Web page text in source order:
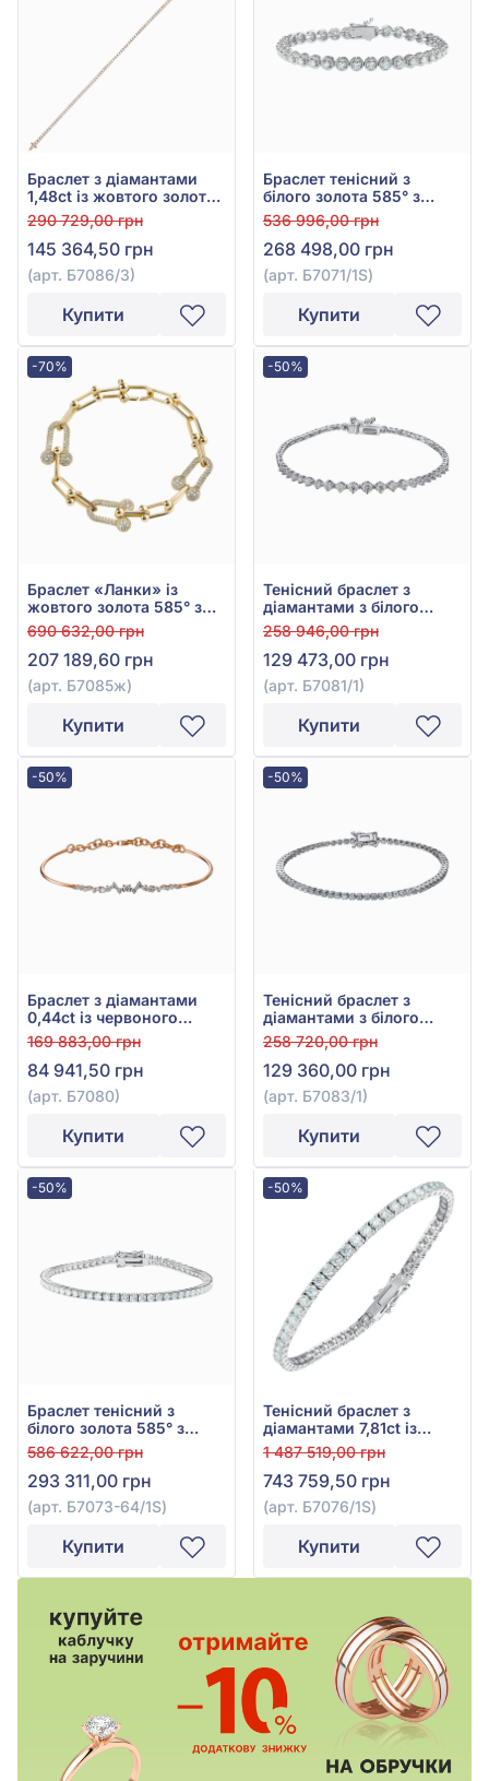
Браслет з діамантами
1,48ct із жовтого золота
585°, арт. Б7086/3
290 729,00 грн
145 364,50 грн
(арт. Б7086/3)
Купити
Браслет тенісний з
білого золота 585° з
діамантами 2,08ct, арт.
Б7071/1S
536 996,00 грн
268 498,00 грн
(арт. Б7071/1S)
Купити
-70%
Браслет «Ланки» із
жовтого золота 585° з
діамантами 3,47ct, арт.
Б7085ж
690 632,00 грн
207 189,60 грн
(арт. Б7085ж)
Купити
-50%
Тенісний браслет з
діамантами з білого
золота 585° з діамантом
0,94ct, арт. Б7081/1
258 946,00 грн
129 473,00 грн
(арт. Б7081/1)
Купити
-50%
Браслет з діамантами
0,44ct із червоного
золота 585°, арт. Б7080
169 883,00 грн
84 941,50 грн
(арт. Б7080)
Купити
-50%
Тенісний браслет з
діамантами з білого
золота 585°, Діамант
1,14ct, арт. Б7083/1
258 720,00 грн
129 360,00 грн
(арт. Б7083/1)
Купити
-50%
Браслет теніcний з
білого золота 585° з
діамантами 3,41ct, арт.
Б7073-64/1S
586 622,00 грн
293 311,00 грн
(арт. Б7073-64/1S)
Купити
-50%
Тенісний браслет з
діамантами 7,81ct із
білого золота 585°, арт.
Б7076/1S
1 487 519,00 грн
743 759,50 грн
(арт. Б7076/1S)
Купити